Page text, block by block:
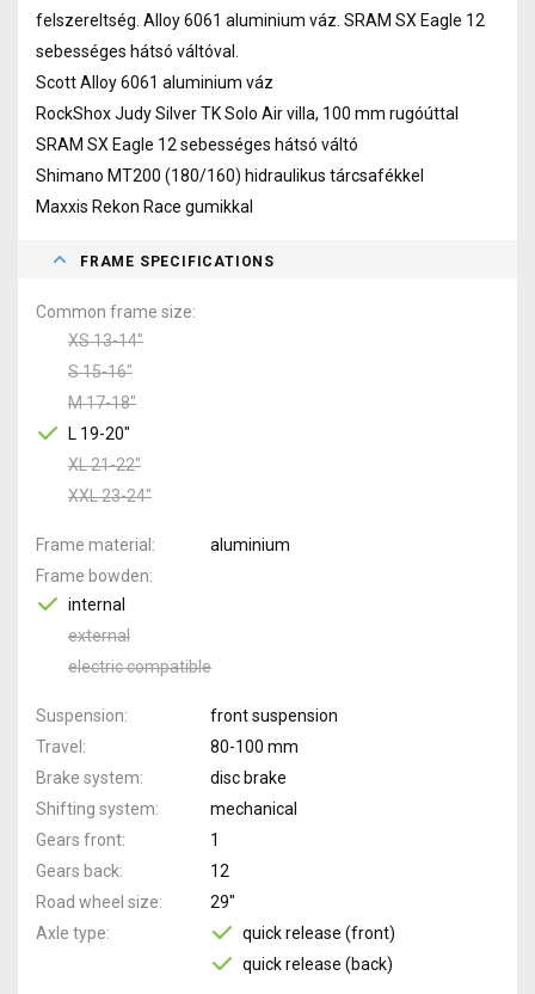
felszereltség. Alloy 6061 aluminium váz. SRAM SX Eagle 12
sebességes hátsó váltóval.
Scott Alloy 6061 aluminium váz
RockShox Judy Silver TK Solo Air villa, 100 mm rugóúttal
SRAM SX Eagle 12 sebességes hátsó váltó
Shimano MT200 (180/160) hidraulikus tárcsafékkel
Maxxis Rekon Race gumikkal
FRAME SPECIFICATIONS
Common frame size
XS 13-14"
S 15-16"
M 17-18"
L 19-20"
XL 21-22"
XXL 23-24"
Frame material
aluminium
Frame bowden
internal
external
electric compatible
Suspension
front suspension
Travel
80-100 mm
Brake system
disc brake
Shifting system
mechanical
Gears front
1
Gears back
12
Road wheel size
29"
Axle type
quick release (front)
quick release (back)